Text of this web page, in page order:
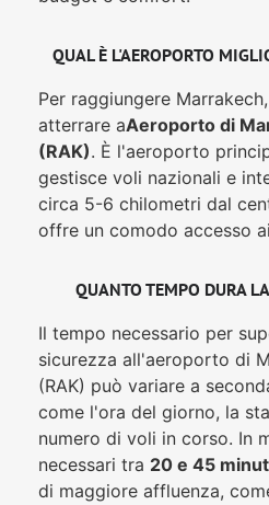
QUAL È L'AEROPORTO
Per raggiungere
atterrare aAeroporto di
(RAK). È l'aeroporto
gestisce voli nazionali e
circa 5-6 chilometri dal
offre un comodo accesso
QUANTO TEMPO DURA
Il tempo necessario per
sicurezza all'aeroporto di
(RAK) può variare a
come l'ora del giorno, la
numero di voli in corso. In
necessari tra 20 e 45
di maggiore affluenza,